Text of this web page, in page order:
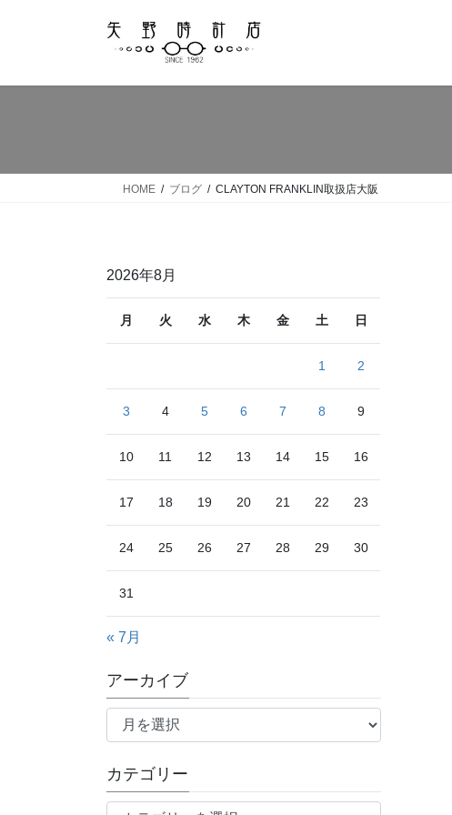
HOME ブログ CLAYTON FRANKLIN取扱店大阪
2026年8月
月 火 水 木 金 土 日
1 2
3 4 5 6 7 8 9
10 11 12 13 14 15 16
17 18 19 20 21 22 23
24 25 26 27 28 29 30
31
« 7月
アーカイブ
ア
イ
ブ
カテゴリー